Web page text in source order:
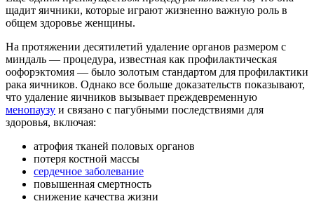
щадит яичники, которые играют жизненно важную роль в
общем здоровье женщины.
На протяжении десятилетий удаление органов размером с
миндаль — процедура, известная как профилактическая
оофорэктомия — было золотым стандартом для профилактики
рака яичников. Однако все больше доказательств показывают,
что удаление яичников вызывает преждевременную
менопаузу и связано с пагубными последствиями для
здоровья, включая:
атрофия тканей половых органов
потеря костной массы
сердечное заболевание
повышенная смертность
снижение качества жизни